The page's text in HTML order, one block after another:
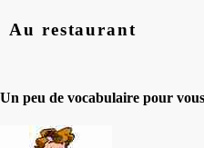
Au restaurant
Un peu de vocabulaire pour